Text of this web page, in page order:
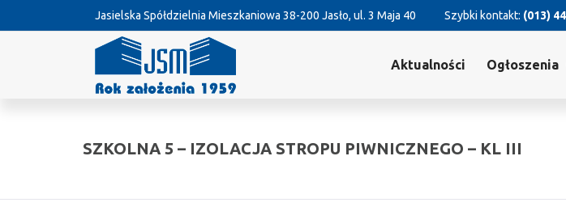
Jasielska Spółdzielnia Mieszkaniowa 38-200 Jasło, ul. 3 Maja 40 Szybki kontakt: (013)
Aktualności Ogłoszenia
SZKOLNA 5 – IZOLACJA STROPU PIWNICZNEGO – KL III